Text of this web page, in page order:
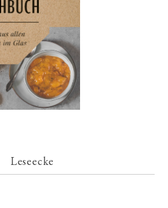
Leseecke